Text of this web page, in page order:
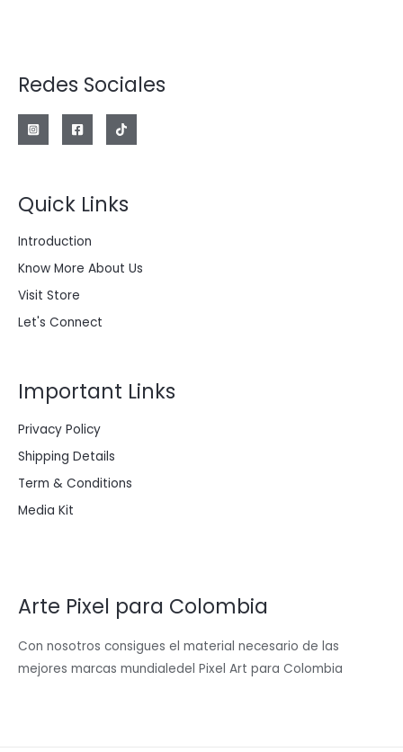
Redes Sociales
Quick Links
Introduction
Know More About Us
Visit Store
Let's Connect
Important Links
Privacy Policy
Shipping Details
Term & Conditions
Media Kit
Arte Pixel para Colombia
Con nosotros consigues el material necesario de las
mejores marcas mundialedel Pixel Art para Colombia